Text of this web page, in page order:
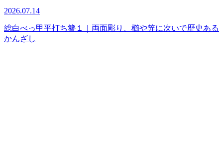
2026.07.14
総白べっ甲平打ち簪１｜両面彫り、櫛や笄に次いで歴史ある
かんざし